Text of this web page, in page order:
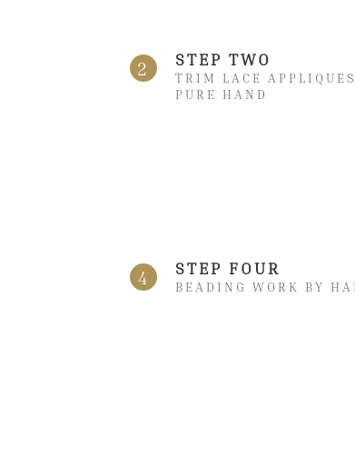
2 STEP TWO
TRIM LACE
PURE HAND
4 STEP FOUR
BEADING WORK BY